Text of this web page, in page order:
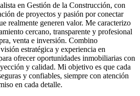
en Gestión de la Construcción, con
de proyectos y pasión por conectar
realmente generen valor. Me caracterizo
cercano, transparente y profesional
venta e inversión. Combino
estratégica y experiencia en
ofrecer oportunidades inmobiliarias con
y calidad. Mi objetivo es que cada
y confiables, siempre con atención
en cada detalle.